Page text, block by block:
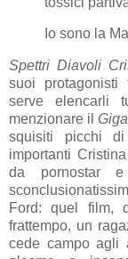
Io sono la
Spettri Diavoli
suoi protagonisti
serve elencarli
menzionare il
squisiti picchi di
importanti
da pornostar
Ford: quel film,
frattempo, un
cede campo agli